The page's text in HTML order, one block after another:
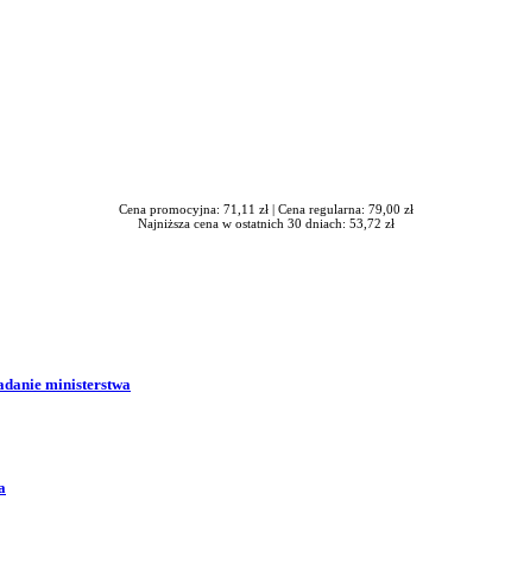
Cena promocyjna: 71,11 zł | Cena regularna: 79,00 zł
Najniższa cena w ostatnich 30 dniach: 53,72 zł
ministerstwa